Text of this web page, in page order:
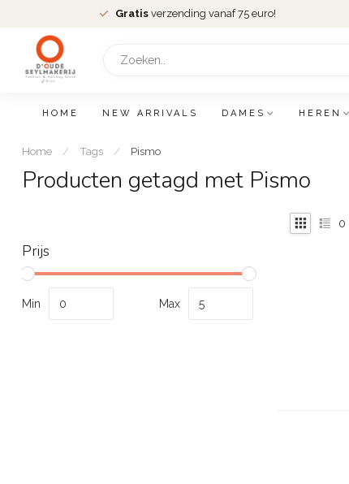
Gratis verzending vanaf 75 euro!
HOME NEW ARRIVALS DAMES HEREN
Home / Tags / Pismo
Producten getagd met Pismo
Prijs
Min Max
0